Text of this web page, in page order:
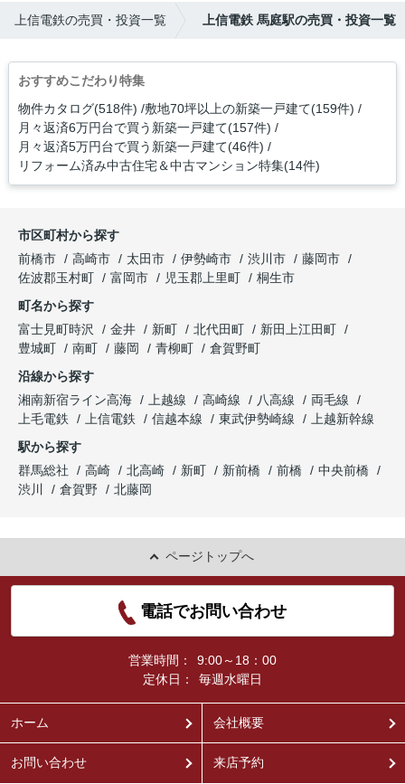
上信電鉄の売買・投資一覧 上信電鉄 馬庭駅の売買・投資一覧
おすすめこだわり特集
物件カタログ(518件) 敷地70坪以上の新築一戸建て(159件)
月々返済6万円台で買う新築一戸建て(157件)
月々返済5万円台で買う新築一戸建て(46件)
リフォーム済み中古住宅＆中古マンション特集(14件)
市区町村から探す
前橋市
高崎市 太田市 伊勢崎市 渋川市
藤岡市
佐波郡玉村町
富岡市 児玉郡上里町
桐生市
町名から探す
富士見町時沢
金井 新町 北代田町
新田上江田町
豊城町
南町 藤岡 青柳町
倉賀野町
沿線から探す
湘南新宿ライン高海
上越線 高崎線 八高線
両毛線
上毛電鉄
上信電鉄 信越本線 東武伊勢崎線
上越新幹線
駅から探す
群馬総社
高崎 北高崎 新町 新前橋 前橋
中央前橋
渋川
倉賀野 北藤岡
ページトップへ
電話でお問い合わせ
営業時間：
9:00～18：00
定休日：
毎週水曜日
ホーム 会社概要
お問い合わせ 来店予約